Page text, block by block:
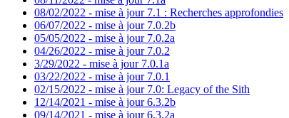
08/02/2022 - mise à jour 7.1 : Recherches approfondies
06/07/2022 - mise à jour 7.0.2b
05/05/2022 - mise à jour 7.0.2a
04/26/2022 - mise à jour 7.0.2
3/29/2022 - mise à jour 7.0.1a
03/22/2022 - mise à jour 7.0.1
02/15/2022 - mise à jour 7.0: Legacy of the Sith
12/14/2021 - mise à jour 6.3.2b
09/14/2021 - mise à jour 6.3.2a